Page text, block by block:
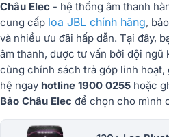
Châu Elec - hệ thống âm thanh
cung cấp loa JBL chính hãng,
và nhiều ưu đãi hấp dẫn. Tại đây,
âm thanh, được tư vấn bởi đội
cùng chính sách trả góp linh hoạt,
hệ ngay hotline 1900 0255 hoặc
Bảo Châu Elec để chọn cho mình